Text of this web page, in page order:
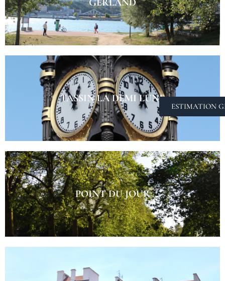
GERLAND
TASSIN LA DEMI LUNE​
POINT DU JOUR
ESTIMATION